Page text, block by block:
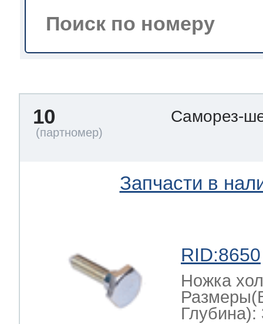
по уходу
10 Саморез-
Запчасти в
RID:8650
Ножка
Глубина):